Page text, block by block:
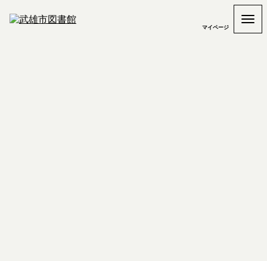
マイページ